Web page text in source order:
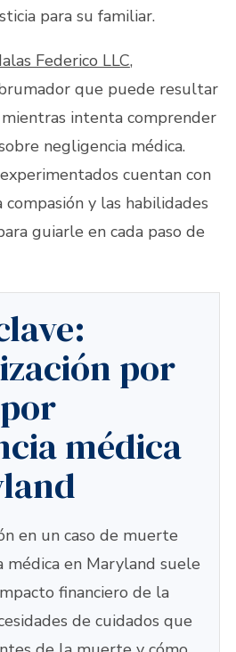
para su familiar.
Federico LLC,
que puede resultar
intenta comprender
negligencia médica.
cuentan con
y las habilidades
guiarle en cada paso de
por
médica
en un caso de muerte
médica en Maryland suele
financiero de la
de cuidados que